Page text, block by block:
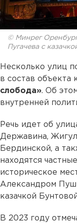
© Минрег
Пугачева с
Несколько улиц
в состав объекта
слобода». Об
внутренней
Речь идет об
Державина,
Бердинской, а
находятся
историческое
Александром
казачкой
В 2023 году